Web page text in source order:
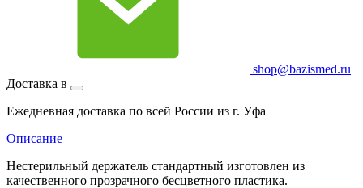
shop@bazismed.ru
Доставка в
Ежедневная доставка по всей России из г. Уфа
Описание
Нестерильный держатель стандартный изготовлен из
качественного прозрачного бесцветного пластика.